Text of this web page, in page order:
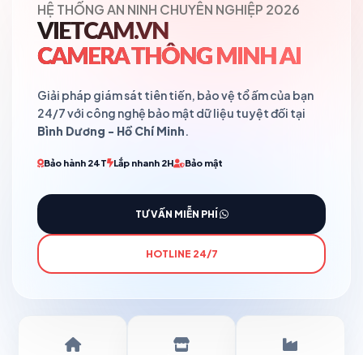
HỆ THỐNG AN NINH CHUYÊN NGHIỆP 2026
VIETCAM.VN
CAMERA THÔNG MINH AI
Giải pháp giám sát tiên tiến, bảo vệ tổ ấm của bạn
24/7 với công nghệ bảo mật dữ liệu tuyệt đối tại
Bình Dương - Hồ Chí Minh.
Bảo hành 24T Lắp nhanh 2H Bảo mật
TƯ VẤN MIỄN PHÍ
HOTLINE 24/7